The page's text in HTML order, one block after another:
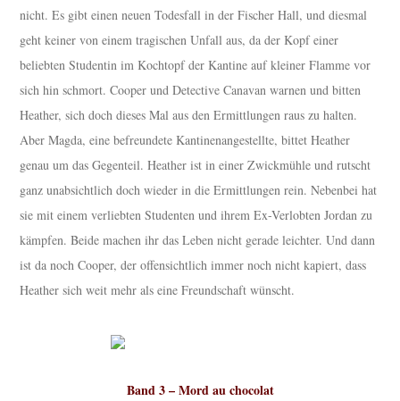
nicht. Es gibt einen neuen Todesfall in der Fischer Hall, und diesmal
geht keiner von einem tragischen Unfall aus, da der Kopf einer
beliebten Studentin im Kochtopf der Kantine auf kleiner Flamme vor
sich hin schmort. Cooper und Detective Canavan warnen und bitten
Heather, sich doch dieses Mal aus den Ermittlungen raus zu halten.
Aber Magda, eine befreundete Kantinenangestellte, bittet Heather
genau um das Gegenteil. Heather ist in einer Zwickmühle und rutscht
ganz unabsichtlich doch wieder in die Ermittlungen rein. Nebenbei hat
sie mit einem verliebten Studenten und ihrem Ex-Verlobten Jordan zu
kämpfen. Beide machen ihr das Leben nicht gerade leichter. Und dann
ist da noch Cooper, der offensichtlich immer noch nicht kapiert, dass
Heather sich weit mehr als eine Freundschaft wünscht.
Band 3 – Mord au chocolat